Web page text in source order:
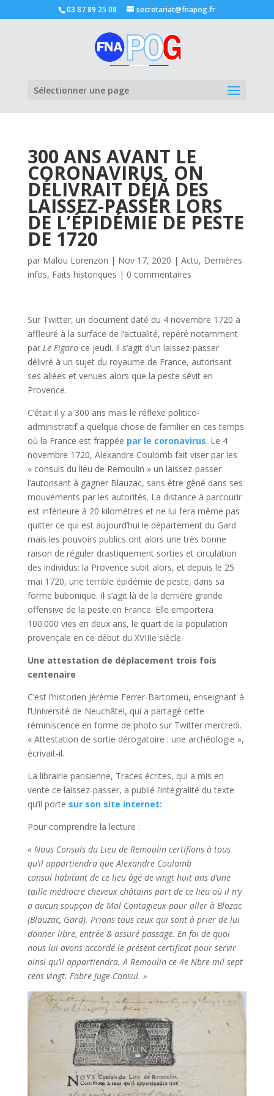
03 87 89 25 08 secretariat@fnapog.fr
Sélectionner une page
300 ANS AVANT LE
CORONAVIRUS, ON
DÉLIVRAIT DÉJÀ DES
LAISSEZ-PASSER LORS
DE L’ÉPIDÉMIE DE PESTE
DE 1720
par Malou Lorenzon | Nov 17, 2020 | Actu, Dernières
infos, Faits historiques | 0 commentaires
Sur Twitter, un document daté du 4 novembre 1720 a
affleuré à la surface de l’actualité, repéré notamment
par Le Figaroce jeudi. Il s’agit d’un laissez-passer
délivré à un sujet du royaume de France, autorisant
ses allées et venues alors que la peste sévit en
Provence.
C’était il y a 300 ans mais le réflexe politico-
administratif a quelque chose de familier en ces temps
où la France est frappée par le coronavirus. Le 4
novembre 1720, Alexandre Coulomb fait viser par les
« consuls du lieu de Remoulin » un laissez-passer
l’autorisant à gagner Blauzac, sans être gêné dans ses
mouvements par les autorités. La distance à parcourir
est inférieure à 20 kilomètres et ne lui fera même pas
quitter ce qui est aujourd’hui le département du Gard
mais les pouvoirs publics ont alors une très bonne
raison de réguler drastiquement sorties et circulation
des individus: la Provence subit alors, et depuis le 25
mai 1720, une terrible épidémie de peste, dans sa
forme bubonique. Il s’agit là de la dernière grande
offensive de la peste en France. Elle emportera
100.000 vies en deux ans, le quart de la population
provençale en ce début du XVIIIe siècle.
Une attestation de déplacement trois fois
centenaire
C’est l’historien Jérémie Ferrer-Bartomeu, enseignant à
l’Université de Neuchâtel, qui a partagé cette
réminiscence en forme de photo sur Twitter mercredi.
« Attestation de sortie dérogatoire : une archéologie »,
écrivait-il.
La librairie parisienne, Traces écrites, qui a mis en
vente ce laissez-passer, a publié l’intégralité du texte
qu’il porte sur son site internet:
Pour comprendre la lecture :
« Nous Consuls du Lieu de Remoulin certifions à tous
qu’il appartiendra que Alexandre Coulomb
consul habitant de ce lieu âgé de vingt huit ans d’une
taille médiocre cheveux châtains part de ce lieu où il n’y
a aucun soupçon de Mal Contagieux pour aller à Blozac
(Blauzac, Gard). Prions tous ceux qui sont à prier de lui
donner libre, entrée & assuré passage. En foi de quoi
nous lui avons accordé le présent certificat pour servir
ainsi qu’il appartiendra. A Remoulin ce 4e Nbre mil sept
cens vingt. Fabre Juge-Consul. »